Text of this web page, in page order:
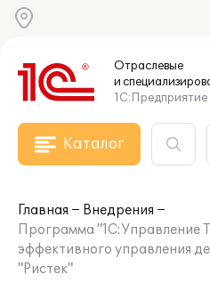
Отраслевые
и
1С:Предприятие
Каталог
Главная
Внедрения
Программа "1С:Управление
эффективного управления
"Ристек"